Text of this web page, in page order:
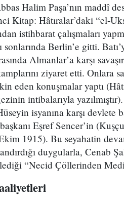
Halim Paşa’nın maddî
Kitap: Hâtıralar’daki “el-
istihbarat çalışmaları
Berlin’e gitti.
Almanlar’a karşı
ziyaret etti. Onlara
eden konuşmalar yaptı
intibalarıyla
isyanına karşı devlete
Eşref Sencer’in
1915). Bu seyahatin
duygularla, Cenab
“Necid Çöllerinden